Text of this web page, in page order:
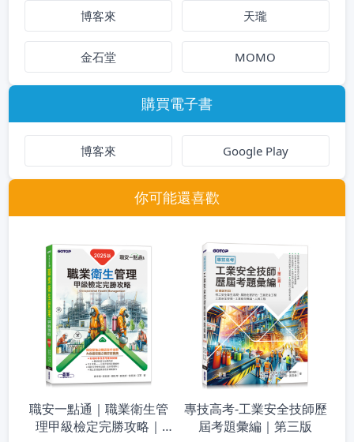
博客來 天瓏
金石堂 MOMO
購買電子書
博客來 Google Play
你可能還喜歡
職安一點通｜職業衛生管
理甲級檢定完勝攻略｜
專技高考-工業安全技師歷
屆考題彙編｜第三版